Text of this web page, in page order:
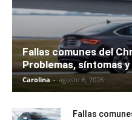
Fallas comunes del
Problemas, síntomas
Carolina - agosto 6, 2026
Fallas